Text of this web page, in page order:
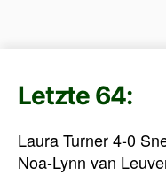
Letzte 64:
Laura Turner 4-0
Noa-Lynn van